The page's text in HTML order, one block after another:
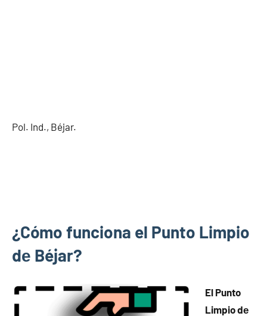
Pol. Ind., Béjar.
¿Cómo funciona el Punto Limpio
dе Béjar?
El Punto
Limpio dе